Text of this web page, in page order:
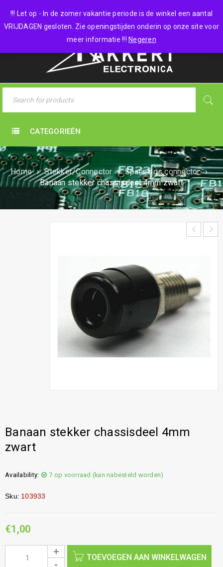
!!! Let op - In de zomer vakantie periode is de winkel een aantal
VRIJDAGEN gesloten. Zie openingstijden onderin op onze site voor
meer informatie !!! Negeren
0 items - €0,00
CATEGORIEËN
Home › Stekker/Connector › Spannings connector ›
Banaan stekker chassisdeel 4mm zwart
Banaan stekker chassisdeel 4mm
zwart
Availability: 7 op voorraad (kan nabesteld worden)
Sku: 103933
€1,00
TOEVOEGEN AAN WINKELWAGEN